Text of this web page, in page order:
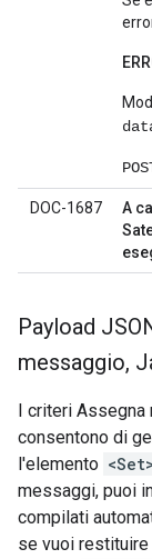
DOC-1687
A
Payload
messaggio,
I criteri Assegna
consentono di
l'elemento
messaggi, puoi
compilati
se vuoi restituire